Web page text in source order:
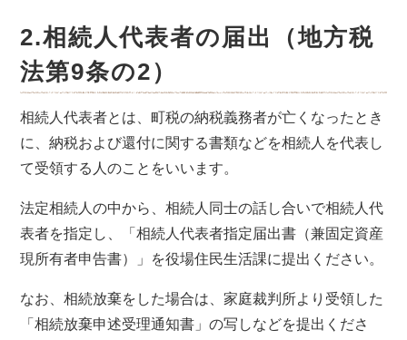
2.相続人代表者の届出（地方税
法第9条の2）
相続人代表者とは、町税の納税義務者が亡くなったとき
に、納税および還付に関する書類などを相続人を代表し
て受領する人のことをいいます。
法定相続人の中から、相続人同士の話し合いで相続人代
表者を指定し、「相続人代表者指定届出書（兼固定資産
現所有者申告書）」を役場住民生活課に提出ください。
なお、相続放棄をした場合は、家庭裁判所より受領した
「相続放棄申述受理通知書」の写しなどを提出くださ